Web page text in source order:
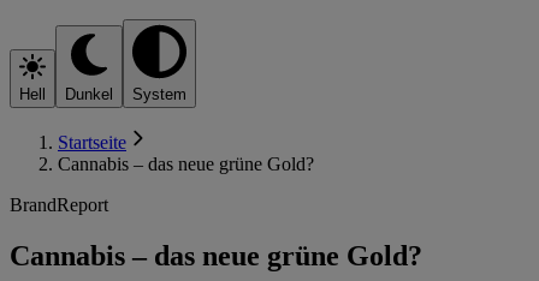
Hell Dunkel System
Startseite
Cannabis – das neue grüne Gold?
BrandReport
Cannabis – das neue grüne Gold?